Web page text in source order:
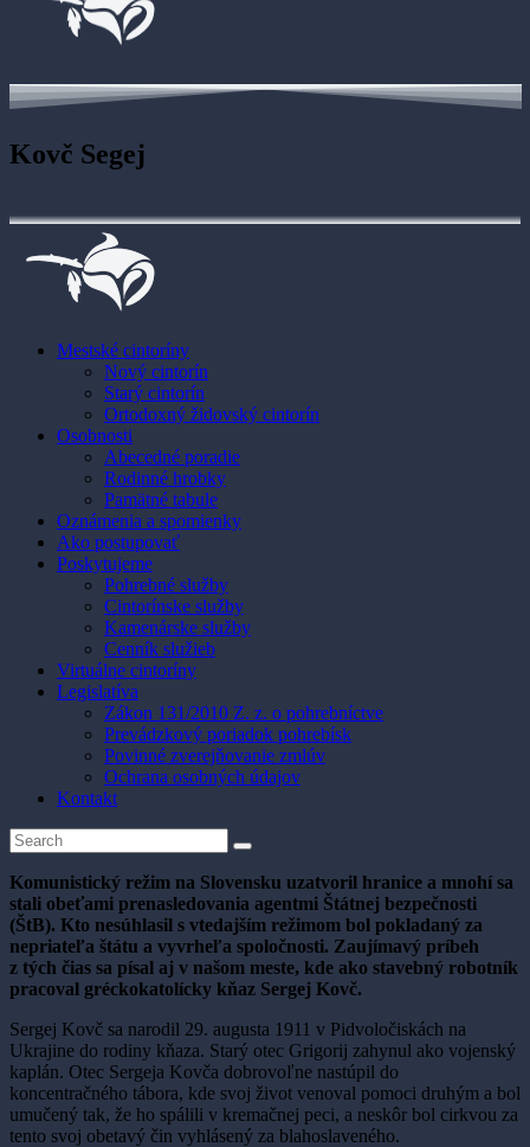
Kovč Segej
Mestské cintoríny
Nový cintorín
Starý cintorín
Ortodoxný židovský cintorín
Osobnosti
Abecedné poradie
Rodinné hrobky
Pamätné tabule
Oznámenia a spomienky
Ako postupovať
Poskytujeme
Pohrebné služby
Cintorínske služby
Kamenárske služby
Cenník služieb
Virtuálne cintoríny
Legislatíva
Zákon 131/2010 Z. z. o pohrebníctve
Prevádzkový poriadok pohrebísk
Povinné zverejňovanie zmlúv
Ochrana osobných údajov
Kontakt
Komunistický režim na Slovensku uzatvoril hranice a mnohí sa
stali obeťami prenasledovania agentmi Štátnej bezpečnosti
(ŠtB). Kto nesúhlasil s vtedajším režimom bol pokladaný za
nepriateľa štátu a vyvrheľa spoločnosti. Zaujímavý príbeh
z tých čias sa písal aj v našom meste, kde ako stavebný robotník
pracoval gréckokatolícky kňaz Sergej Kovč.
Sergej Kovč sa narodil 29. augusta 1911 v Pidvoločiskách na
Ukrajine do rodiny kňaza. Starý otec Grigorij zahynul ako vojenský
kaplán. Otec Sergeja Kovča dobrovoľne nastúpil do
koncentračného tábora, kde svoj život venoval pomoci druhým a bol
umučený tak, že ho spálili v kremačnej peci, a neskôr bol cirkvou za
tento svoj obetavý čin vyhlásený za blahoslaveného.